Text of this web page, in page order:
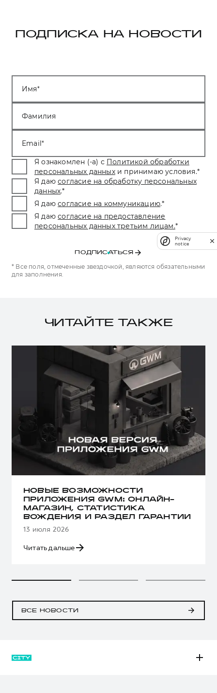
ПОДПИСКА НА НОВОСТИ
Имя
Фамилия
Email
Я ознакомлен (-а) с Политикой обработки
персональных данных и принимаю условия.*
Я даю согласие на обработку персональных
данных.*
Я даю согласие на коммуникацию.*
Я даю согласие на предоставление
персональных данных третьим лицам.*
ПОДПИСАТЬСЯ
* Все поля, отмеченные звездочкой, являются обязательными
для заполнения.
ЧИТАЙТЕ ТАКЖЕ
НОВЫЕ ВОЗМОЖНОСТИ
ПРИЛОЖЕНИЯ GWM: ОНЛАЙН-
МАГАЗИН, СТАТИСТИКА
ВОЖДЕНИЯ И РАЗДЕЛ ГАРАНТИИ
13 июля 2026
Читать дальше
ВСЕ НОВОСТИ
Privacy
notice